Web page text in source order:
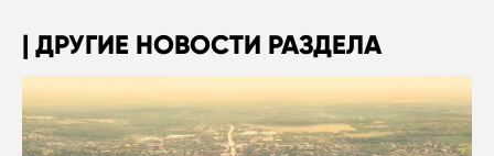
ДРУГИЕ НОВОСТИ РАЗДЕЛА